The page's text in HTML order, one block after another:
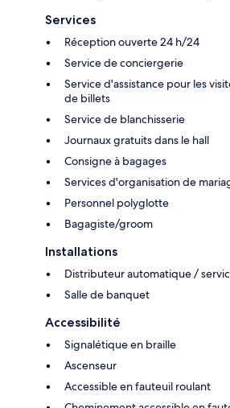
Services
Réception ouverte 24 h/24
Service de conciergerie
Service d'assistance pour les
de billets
Service de blanchisserie
Journaux gratuits dans le hall
Consigne à bagages
Services d'organisation de
Personnel polyglotte
Bagagiste/groom
Installations
Distributeur automatique /
Salle de banquet
Accessibilité
Signalétique en braille
Ascenseur
Accessible en fauteuil roulant